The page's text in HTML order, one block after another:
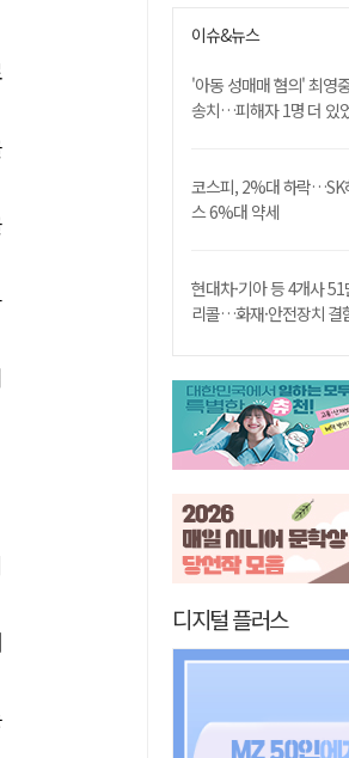
이슈&뉴스
'아동 성매매 혐의' 최영
송치…피해자 1명 더 있
코스피, 2%대 하락…SK
스 6%대 약세
현대차·기아 등 4개사
리콜…화재·안전장치 결
디지털 플러스